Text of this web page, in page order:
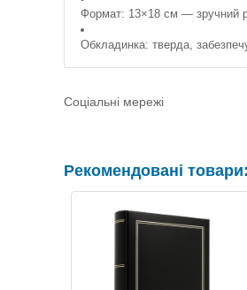
Формат: 13×18 см — зручний
Обкладинка: тверда,
Соціальні мережі
Рекомендовані товари: